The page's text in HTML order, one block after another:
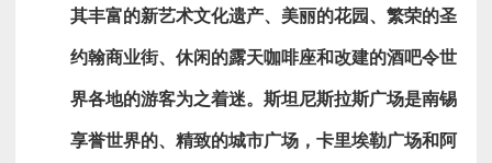
其丰富的新艺术文化遗产、美丽的花园、繁荣的圣
约翰商业街、休闲的露天咖啡座和改建的酒吧令世
界各地的游客为之着迷。斯坦尼斯拉斯广场是南锡
享誉世界的、精致的城市广场，卡里埃勒广场和阿